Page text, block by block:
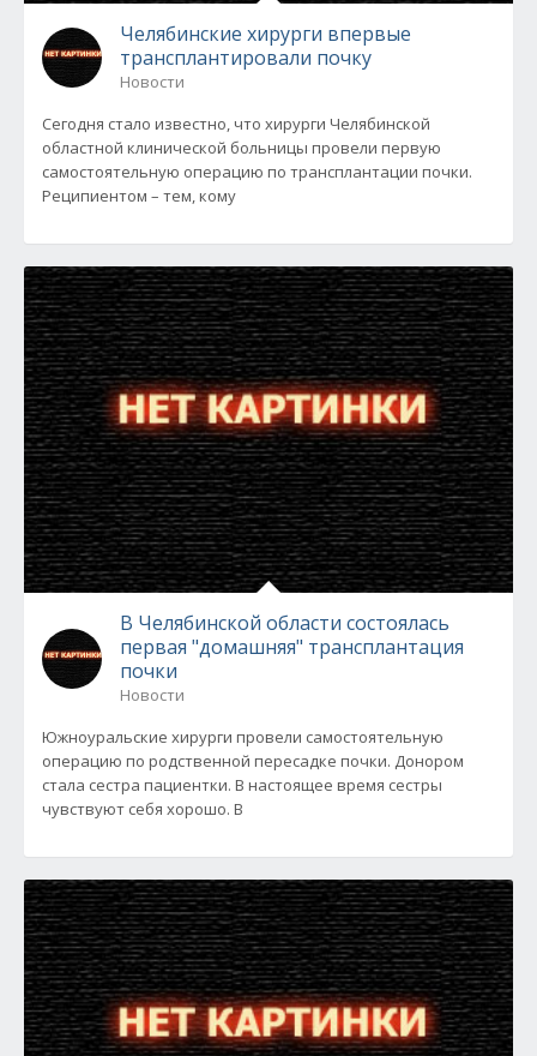
Челябинские хирурги впервые
трансплантировали почку
Новости
Сегодня стало известно, что хирурги Челябинской
областной клинической больницы провели первую
самостоятельную операцию по трансплантации почки.
Реципиентом – тем, кому
В Челябинской области состоялась
первая "домашняя" трансплантация
почки
Новости
Южноуральские хирурги провели самостоятельную
операцию по родственной пересадке почки. Донором
стала сестра пациентки. В настоящее время сестры
чувствуют себя хорошо. В